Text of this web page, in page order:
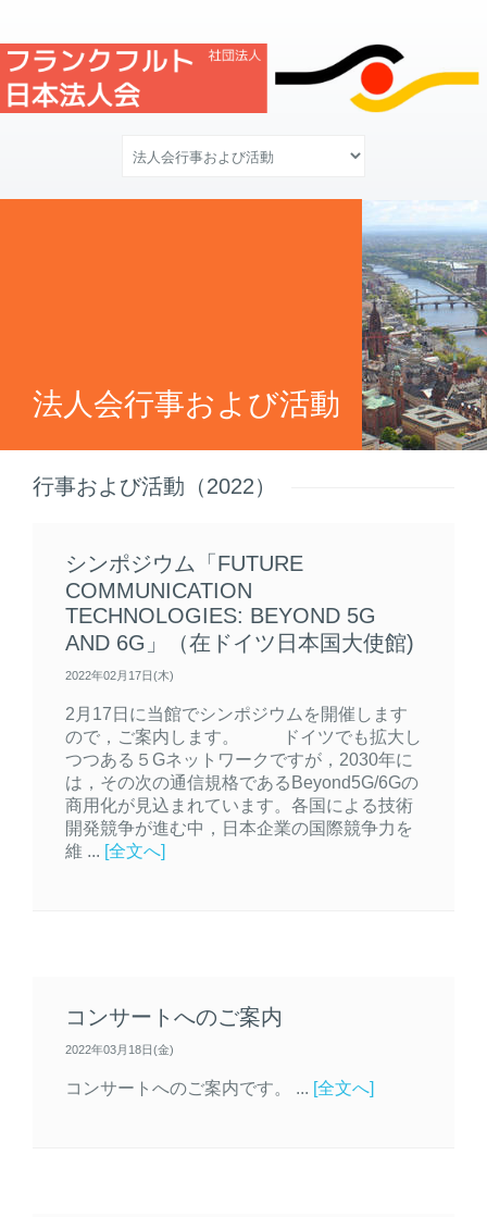
法人会行事および活動
行事および活動（2022）
シンポジウム「FUTURE
COMMUNICATION
TECHNOLOGIES: BEYOND 5G
AND 6G」（在ドイツ日本国大使館)
2022年02月17日(木)
2月17日に当館でシンポジウムを開催します
ので，ご案内します。 ドイツでも拡大し
つつある５Gネットワークですが，2030年に
は，その次の通信規格であるBeyond5G/6Gの
商用化が見込まれています。各国による技術
開発競争が進む中，日本企業の国際競争力を
維 ... [全文へ]
コンサートへのご案内
2022年03月18日(金)
コンサートへのご案内です。 ... [全文へ]